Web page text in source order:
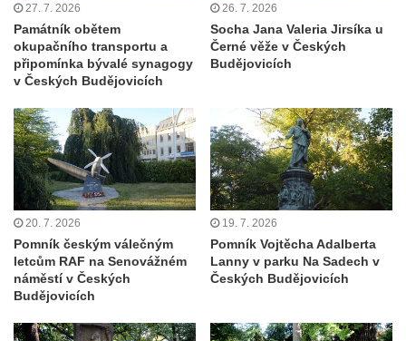
koncentračního tábora v Tovární ulici v
Rychnově u Jablonce nad Nisou
Kenotaf Alfreda Langa na hřbitově v Krásné
Kenotaf Emila Posselta na hřbitově v
Krásné u Pěnčína
Kenotaf Edmunda Andera na hřbitově v
Krásné u Pěnčína
Hřbitovní kaple rodiny Fiedler na hřbitově v
Teplicích nad Metují
Kenotaf Franze Ruseho na hřbitově v
Teplicích nad Metují
Pomník obětem 2. světové války na hřbitově
27. 7. 2026
Památník obětem
okupačního transportu a
připomínka bývalé synagogy
v Českých Budějovicích
26. 7. 2026
Socha Jana Valeria Jirsíka u
Černé věže v Českých
Budějovicích
20. 7. 2026
Pomník českým válečným
letcům RAF na Senovážném
náměstí v Českých
Budějovicích
19. 7. 2026
Pomník Vojtěcha Adalberta
Lanny v parku Na Sadech v
Českých Budějovicích